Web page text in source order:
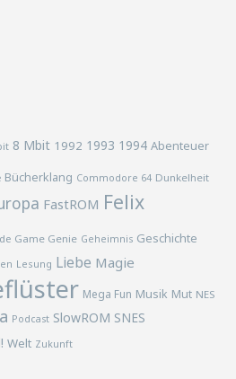
8 Mbit 1992 1993 1994 Abenteuer
Bücherklang Commodore 64 Dunkelheit
FastROM Felix
Game Genie Geheimnis Geschichte
Lesung Liebe Magie
Mega Fun Musik Mut NES
Podcast SlowROM SNES
Welt Zukunft